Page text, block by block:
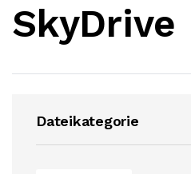
SkyDrive
Dateikategorie